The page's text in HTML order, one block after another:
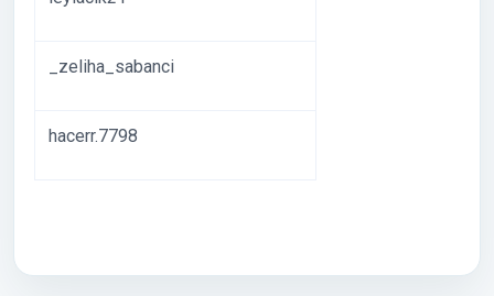
_zeliha_sabanci
hacerr.7798